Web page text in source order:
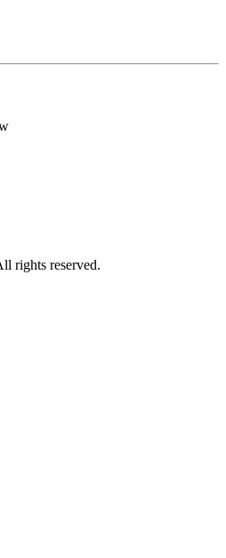
rights reserved.